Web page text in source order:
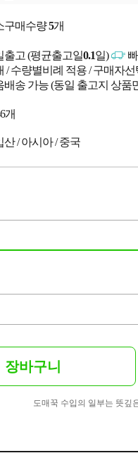
구매수량5개
출고 (평균출고일0.1일)
/ 수량별비례 적용 / 구매자선
배송 가능 (동일 출고지 상품
개
산 / 아시아 / 중국
장바구니
도매꾹 수입의 일부는 뜻깊